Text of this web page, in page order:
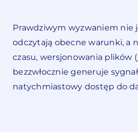
Prawdziwym wyzwaniem nie
odczytają obecne warunki, a
czasu, wersjonowania plików
bezzwłocznie generuje
natychmiastowy dostęp do